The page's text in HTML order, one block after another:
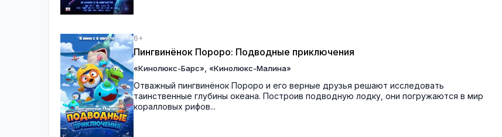
6+
Пингвинёнок Пороро: Подводные приключения
«Кинолюкс-Барс» «Кинолюкс-Малина»
Отважный пингвинёнок Пороро и его верные друзья решают исследовать
таинственные глубины океана. Построив подводную лодку, они погружаются в мир
коралловых рифов...